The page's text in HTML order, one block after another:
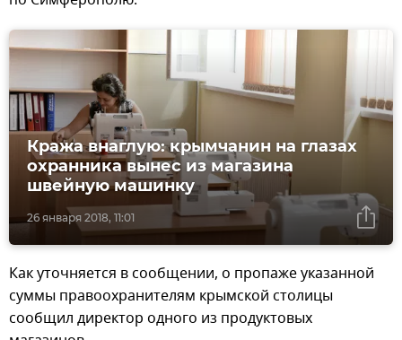
26 января 2018, 11:01
Кража внаглую: крымчанин на глазах
охранника вынес из магазина
швейную машинку
Как уточняется в сообщении, о пропаже указанной
суммы правоохранителям крымской столицы
сообщил директор одного из продуктовых